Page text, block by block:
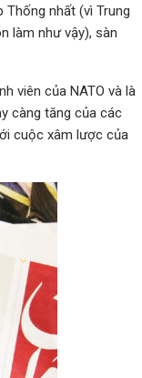
Thống nhất (vì Trung
làm như vậy), sàn
viên của NATO và là
càng tăng của các
cuộc xâm lược của